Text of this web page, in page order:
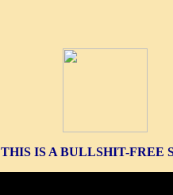
THIS IS A BULLSHIT-FREE